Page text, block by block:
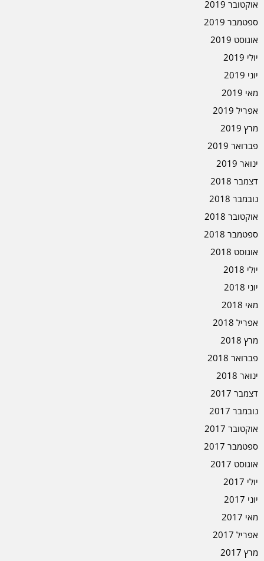
אוקטובר 2019
ספטמבר 2019
אוגוסט 2019
יולי 2019
יוני 2019
מאי 2019
אפריל 2019
מרץ 2019
פברואר 2019
ינואר 2019
דצמבר 2018
נובמבר 2018
אוקטובר 2018
ספטמבר 2018
אוגוסט 2018
יולי 2018
יוני 2018
מאי 2018
אפריל 2018
מרץ 2018
פברואר 2018
ינואר 2018
דצמבר 2017
נובמבר 2017
אוקטובר 2017
ספטמבר 2017
אוגוסט 2017
יולי 2017
יוני 2017
מאי 2017
אפריל 2017
מרץ 2017